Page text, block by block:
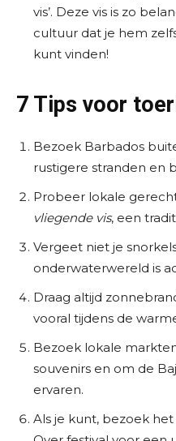
vis’. Deze vis is zo
cultuur dat je hem
kunt vinden!
7 Tips voor
Bezoek Barbados
rustigere stranden en
Probeer lokale
vliegende vis, een
Vergeet niet je
onderwaterwereld is
Draag altijd
vooral tijdens de
Bezoek lokale
souvenirs en om de
ervaren.
Als je kunt, bezoek